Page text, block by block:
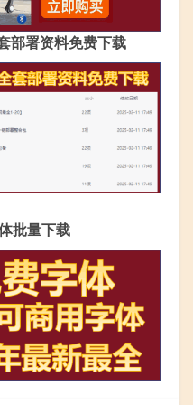
部署资料免费下载
批量下载